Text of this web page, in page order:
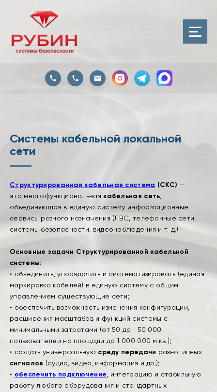
Системы кабельной локальной
сети
Структурированная кабельная система (СКС) —
это многофункциональная кабельная сеть
объединяющая в единую систему информационные
сервисы разного назначения (ЛВС, телефонные сети,
системы безопасности, видеонаблюдения и т. д.)
Основные задачи Структурированной кабельной
системы:
• объединить, упорядочить и систематизировать (единая
маркировка кабелей) в единую систему с общим
управлением существующие сети;
• обеспечить возможность изменения конфигурации,
расширения масштабов и функций системы с
минимальными затратами (от 50 до 50 000
пользователей на площади до 1 000 000 м.кв.);
• создать универсальную среду передачи разнотипных
сигналов (аудио, видео, информация и др.);
• обеспечить подключение , интеграцию и стабильную
работу любого оборудования и стандартных